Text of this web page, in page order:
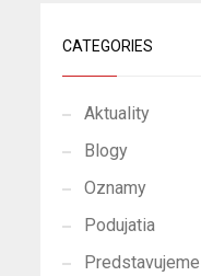
CATEGORIES
Aktuality
Blogy
Oznamy
Podujatia
Predstavujeme